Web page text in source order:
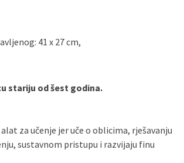
41 x 27 cm,
stariju od šest godina.
za učenje jer uče o oblicima, rješavanju
sustavnom pristupu i razvijaju finu